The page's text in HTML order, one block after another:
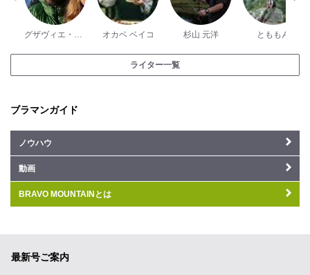
オカベ ベイコ 杉山 元洋 とももん
ライター一覧
ブラマンガイド
ノウハウ
動画
BRAVO MOUNTAINとは
最新号ご案内